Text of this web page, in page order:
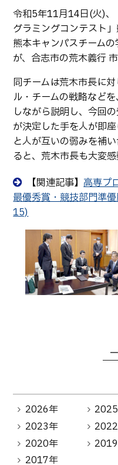
令和5年11月14日(火)、
グラミングコンテスト
熊本キャンパスチーム
が、合志市の荒木義行
同チームは荒木市長に
ル・チームの戦略など
しながら説明し、今回
が決定した手を人が即
と人が互いの弱みを補
ると、荒木市長も大変感
【関連記事】 高専プ
最優秀賞・競技部門準
15)
2026年
2023年
2020年
2017年
生物化学システム工学
基幹教育科
電子情報システム工
生産システム工学専攻
Webオープンキャン
オープンキャンパス等
進学の手引き
入学料および授業料
受験生向け 熊本高専
熊本高専が運用する
ル等
イベント
学校概要
教員紹介
パンフレット・紹介動画
国際交流
活動報告
図書館
公開情報
転職・Uターン就職
在校生・保護者の方へ
卒業生の方へ